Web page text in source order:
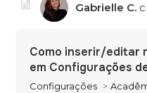
Gabrielle C.
Como inserir/editar
em Configurações
Configurações